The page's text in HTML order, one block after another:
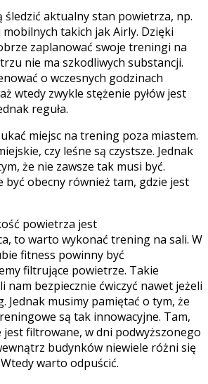
śledzić aktualny stan powietrza, np.
takich jak Airly. Dzięki
zaplanować swoje treningi na
nie ma szkodliwych substancji.
o wczesnych godzinach
wtedy zwykle stężenie pyłów jest
reguła.
miejsc na trening poza miastem.
czy leśne są czystsze. Jednak
że nie zawsze tak musi być.
być obecny również tam, gdzie jest
powietrza jest
to warto wykonać trening na sali. W
fitness powinny być
filtrujące powietrze. Takie
nam bezpiecznie ćwiczyć nawet jeżeli
Jednak musimy pamiętać o tym, że
są tak innowacyjne. Tam,
filtrowane, w dni podwyższonego
budynków niewiele różni się
warto odpuścić.